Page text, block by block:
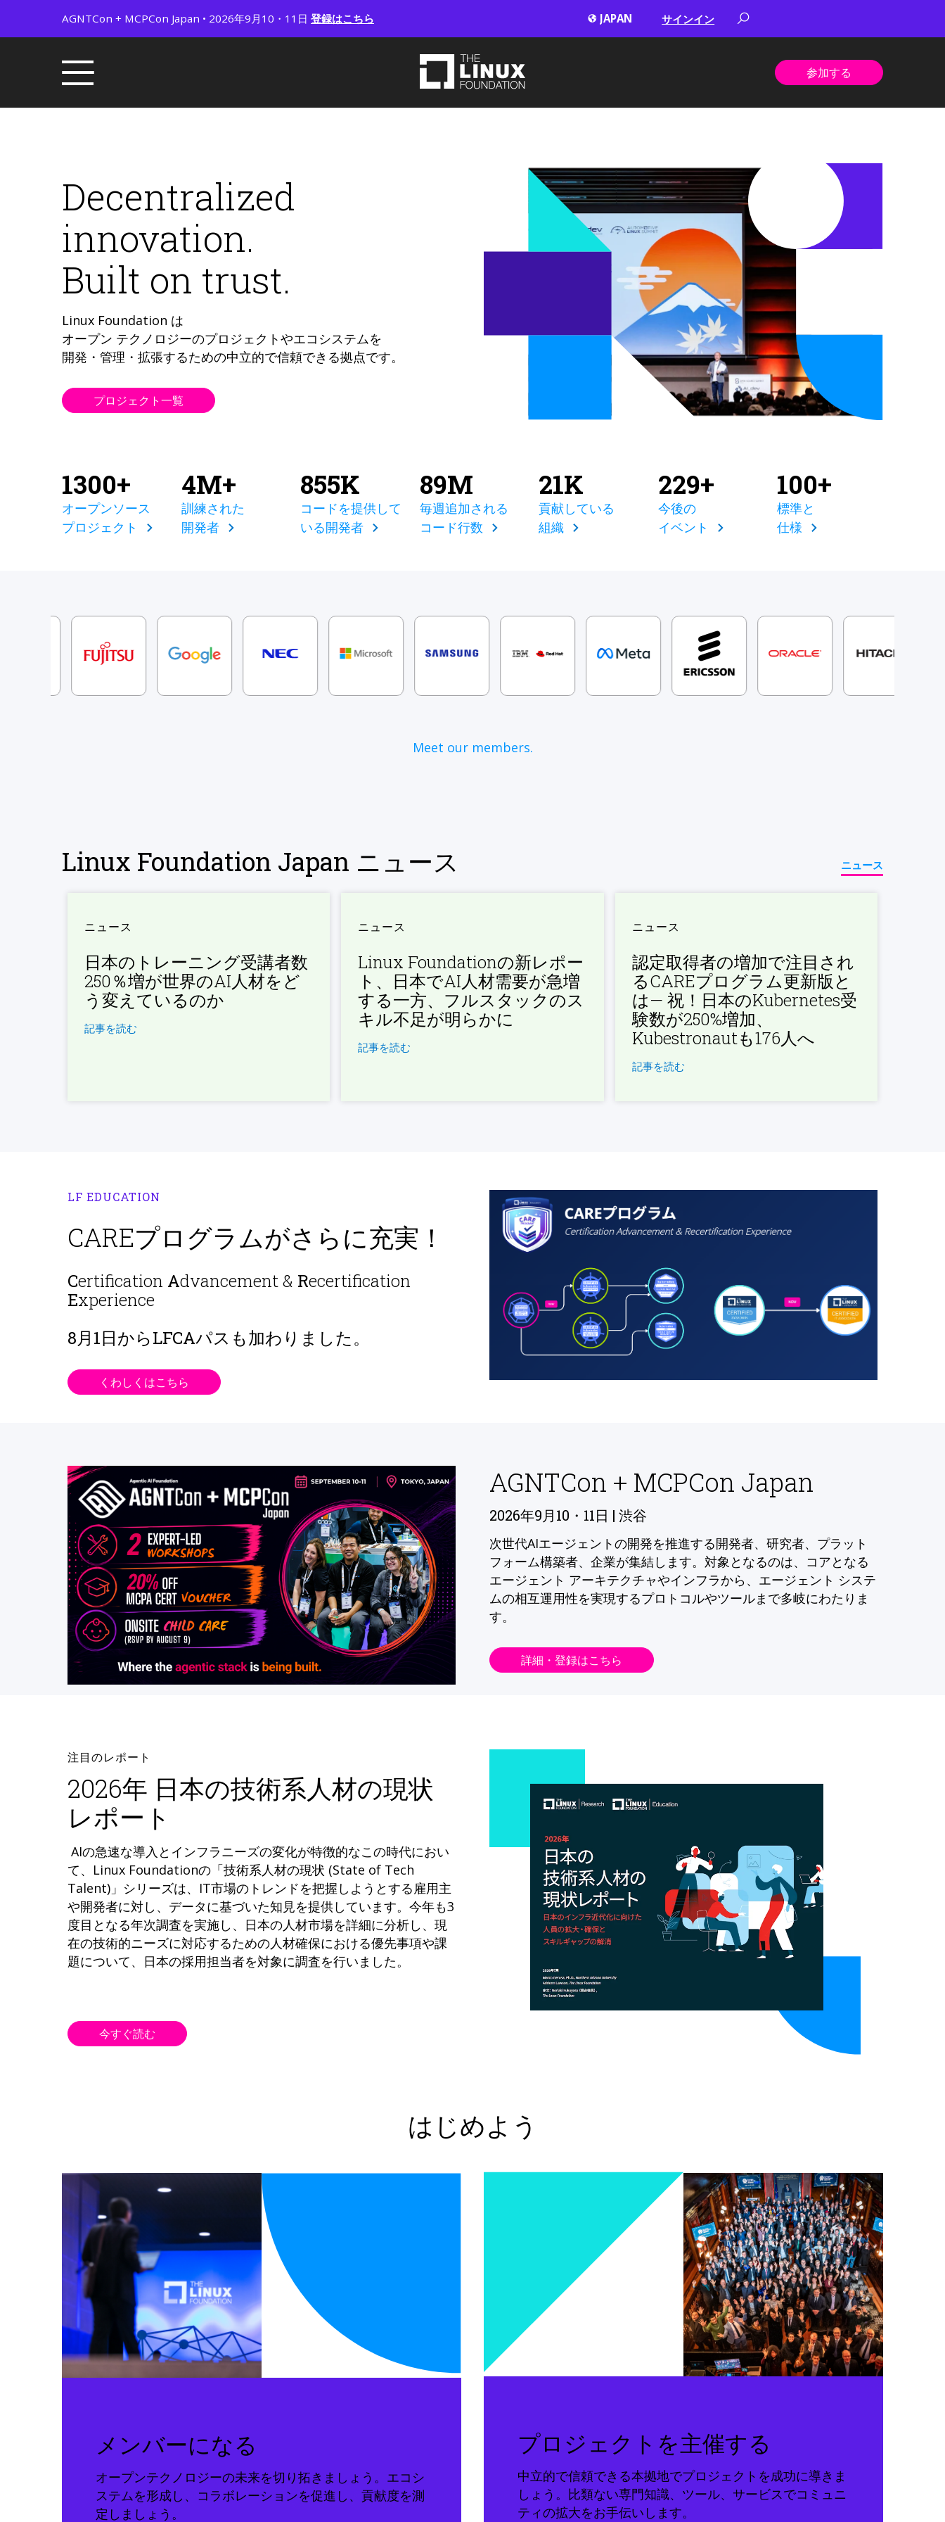
AGNTCon + MCPCon Japan • 2026年9月10・11日 登録はこちら サインイン
参加する
Decentralized
innovation.
Built on trust.
Linux Foundation は
オープン テクノロジーのプロジェクトやエコシステムを
開発・管理・拡張するための中立的で信頼できる拠点です。
プロジェクト一覧
1300+
オープンソース
プロジェクト
4M+
訓練された
開発者
855K
コードを提供して
いる開発者
89M
毎週追加される
コード行数
21K
貢献している
組織
229+
今後の
イベント
100+
標準と
仕様
Meet our members.
Linux Foundation Japan ニュース ニュース
ニュース
日本のトレーニング受講者数
250％増が世界のAI人材をど
う変えているのか
記事を読む
ニュース
Linux Foundationの新レポー
ト、日本でAI人材需要が急増
する一方、フルスタックのス
キル不足が明らかに
記事を読む
ニュース
認定取得者の増加で注目され
るCAREプログラム更新版と
は— 祝！日本のKubernetes受
験数が250%増加、
Kubestronautも176人へ
記事を読む
LF EDUCATION
CAREプログラムがさらに充実！
Certification Advancement & Recertification
Experience
8月1日からLFCAパスも加わりました。
くわしくはこちら
AGNTCon + MCPCon Japan
2026年9月10・11日 | 渋谷
次世代AIエージェントの開発を推進する開発者、研究者、プラット
フォーム構築者、企業が集結します。対象となるのは、コアとなる
エージェント アーキテクチャやインフラから、エージェント システ
ムの相互運用性を実現するプロトコルやツールまで多岐にわたりま
す。
詳細・登録はこちら
注目のレポート
2026年 日本の技術系人材の現状
レポート
AIの急速な導入とインフラニーズの変化が特徴的なこの時代におい
て、Linux Foundationの「技術系人材の現状 (State of Tech
Talent)」シリーズは、IT市場のトレンドを把握しようとする雇用主
や開発者に対し、データに基づいた知見を提供しています。今年も3
度目となる年次調査を実施し、日本の人材市場を詳細に分析し、現
在の技術的ニーズに対応するための人材確保における優先事項や課
題について、日本の採用担当者を対象に調査を行いました。
今すぐ読む
はじめよう
メンバーになる
オープンテクノロジーの未来を切り拓きましょう。エコシ
ステムを形成し、コラボレーションを促進し、貢献度を測
定しましょう。
プロジェクトを主催する
中立的で信頼できる本拠地でプロジェクトを成功に導きま
しょう。比類ない専門知識、ツール、サービスでコミュニ
ティの拡大をお手伝いします。